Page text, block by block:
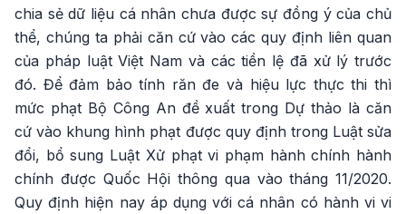
chia sẻ dữ liệu cá nhân chưa được sự đồng ý của chủ
thể, chúng ta phải căn cứ vào các quy định liên quan
của pháp luật Việt Nam và các tiền lệ đã xử lý trước
đó. Để đảm bảo tính răn đe và hiệu lực thực thi thì
mức phạt Bộ Công An đề xuất trong Dự thảo là căn
cứ vào khung hình phạt được quy định trong Luật sửa
đổi, bổ sung Luật Xử phạt vi phạm hành chính hành
chính được Quốc Hội thông qua vào tháng 11/2020.
Quy định hiện nay áp dụng với cá nhân có hành vi vi